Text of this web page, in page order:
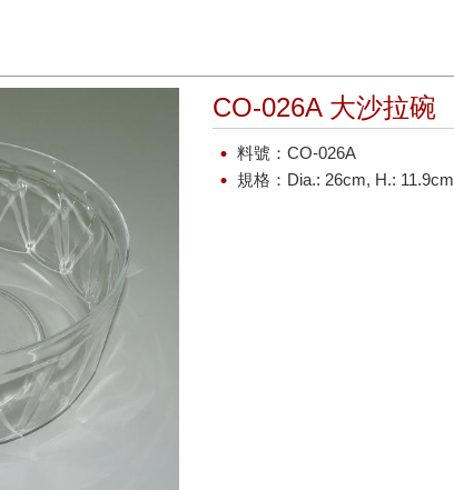
CO-026A 大沙拉碗
料號：CO-026A
規格：Dia.: 26cm, H.: 11.9cm